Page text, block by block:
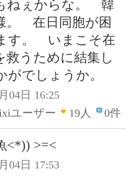
ねぇからな。 韓
。 在日同胞が困
す。 いまこそ在
救うために結集し
がでしょうか。
04日 16:25
ユーザー
19人 0件
<*)) >=<
04日 17:53